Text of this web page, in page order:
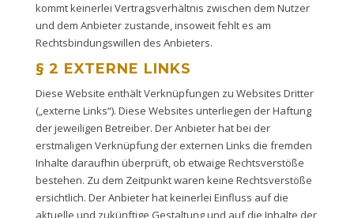
kommt keinerlei Vertragsverhältnis zwischen dem Nutzer
und dem Anbieter zustande, insoweit fehlt es am
Rechtsbindungswillen des Anbieters.
§ 2 EXTERNE LINKS
Diese Website enthält Verknüpfungen zu Websites Dritter
(„externe Links“). Diese Websites unterliegen der Haftung
der jeweiligen Betreiber. Der Anbieter hat bei der
erstmaligen Verknüpfung der externen Links die fremden
Inhalte daraufhin überprüft, ob etwaige Rechtsverstöße
bestehen. Zu dem Zeitpunkt waren keine Rechtsverstöße
ersichtlich. Der Anbieter hat keinerlei Einfluss auf die
aktuelle und zukünftige Gestaltung und auf die Inhalte der